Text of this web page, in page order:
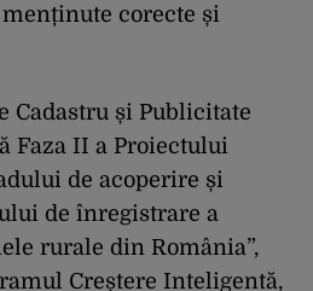
corecte și
Cadastru și Publicitate
Faza II a Proiectului
de acoperire și
de înregistrare a
rurale din România”,
Creștere Inteligentă,